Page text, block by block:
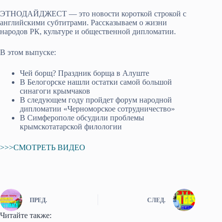
ЭТНОДАЙДЖЕСТ — это новости короткой строкой с
английскими субтитрами. Рассказываем о жизни
народов РК, культуре и общественной дипломатии.
В этом выпуске:
Чей борщ? Праздник борща в Алуште
В Белогорске нашли остатки самой большой
синагоги крымчаков
В следующем году пройдет форум народной
дипломатии «Черноморское сотрудничество»
В Симферополе обсудили проблемы
крымскотатарской филологии
>>>СМОТРЕТЬ ВИДЕО
ПРЕД. СЛЕД.
Читайте также: